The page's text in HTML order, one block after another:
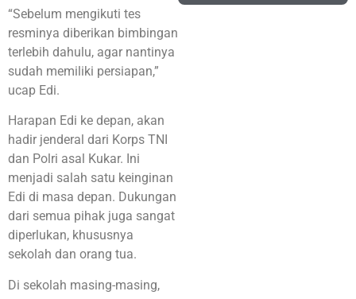
“Sebelum mengikuti tes
resminya diberikan bimbingan
terlebih dahulu, agar nantinya
sudah memiliki persiapan,”
ucap Edi.
Harapan Edi ke depan, akan
hadir jenderal dari Korps TNI
dan Polri asal Kukar. Ini
menjadi salah satu keinginan
Edi di masa depan. Dukungan
dari semua pihak juga sangat
diperlukan, khususnya
sekolah dan orang tua.
Di sekolah masing-masing,